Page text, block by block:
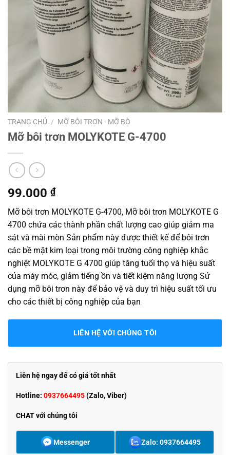
TRANG CHỦ / MỠ BÔI TRƠN - MỠ BÒ
Mỡ bôi trơn MOLYKOTE G-4700
99.000 ₫
Mỡ bôi trơn MOLYKOTE G-4700, Mỡ bôi trơn MOLYKOTE G
4700 chứa các thành phần chất lượng cao giúp giảm ma
sát và mài mòn Sản phẩm này được thiết kế để bôi trơn
các bề mặt kim loại trong môi trường công nghiệp khắc
nghiệt MOLYKOTE G 4700 giúp tăng tuổi thọ và hiệu suất
của máy móc, giảm tiếng ồn và tiết kiệm năng lượng Sử
dụng mỡ bôi trơn này để bảo vệ và duy trì hiệu suất tối ưu
cho các thiết bị công nghiệp của bạn
LIÊN HỆ VỚI CHÚNG TÔI
Liên hệ ngay để có giá tốt nhất
Hotline: 0937664495(Zalo, Viber)
CHAT với chúng tôi
Messenger Zalo: 0937664495